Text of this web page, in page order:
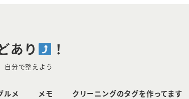
あり ！
自分で整えよう
ルメ メモ クリーニングのタグを作ってます